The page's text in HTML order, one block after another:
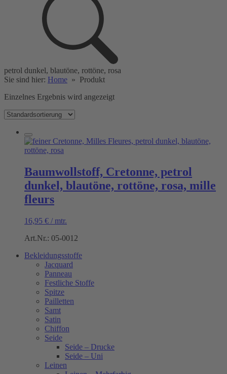
petrol dunkel, blautöne, rottöne, rosa
Sie sind hier: Home » Produkt
Einzelnes Ergebnis wird angezeigt
Baumwollstoff, Cretonne, petrol
dunkel, blautöne, rottöne, rosa, mille
fleurs
16,95 € / mtr.
Art.Nr.: 05-0012
Bekleidungsstoffe
Jacquard
Panneau
Festliche Stoffe
Spitze
Pailletten
Samt
Satin
Chiffon
Seide
Seide – Drucke
Seide – Uni
Leinen